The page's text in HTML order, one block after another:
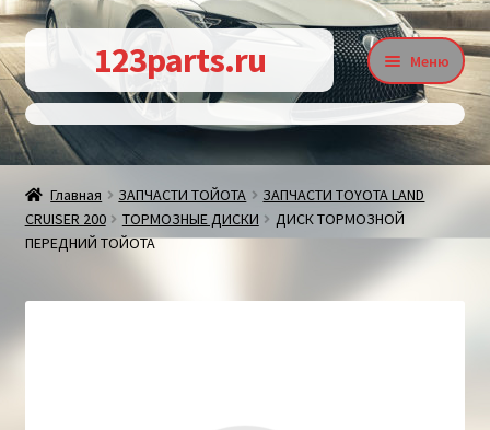
Перейти
к
навигации
Перейти
к
содержимому
123parts.ru Меню
Контакты
Главная ЗАПЧАСТИ ТОЙОТА
ЗАПЧАСТИ TOYOTA LAND
CRUISER 200
ТОРМОЗНЫЕ ДИСКИ
ДИСК ТОРМОЗНОЙ
ПЕРЕДНИЙ ТОЙОТА